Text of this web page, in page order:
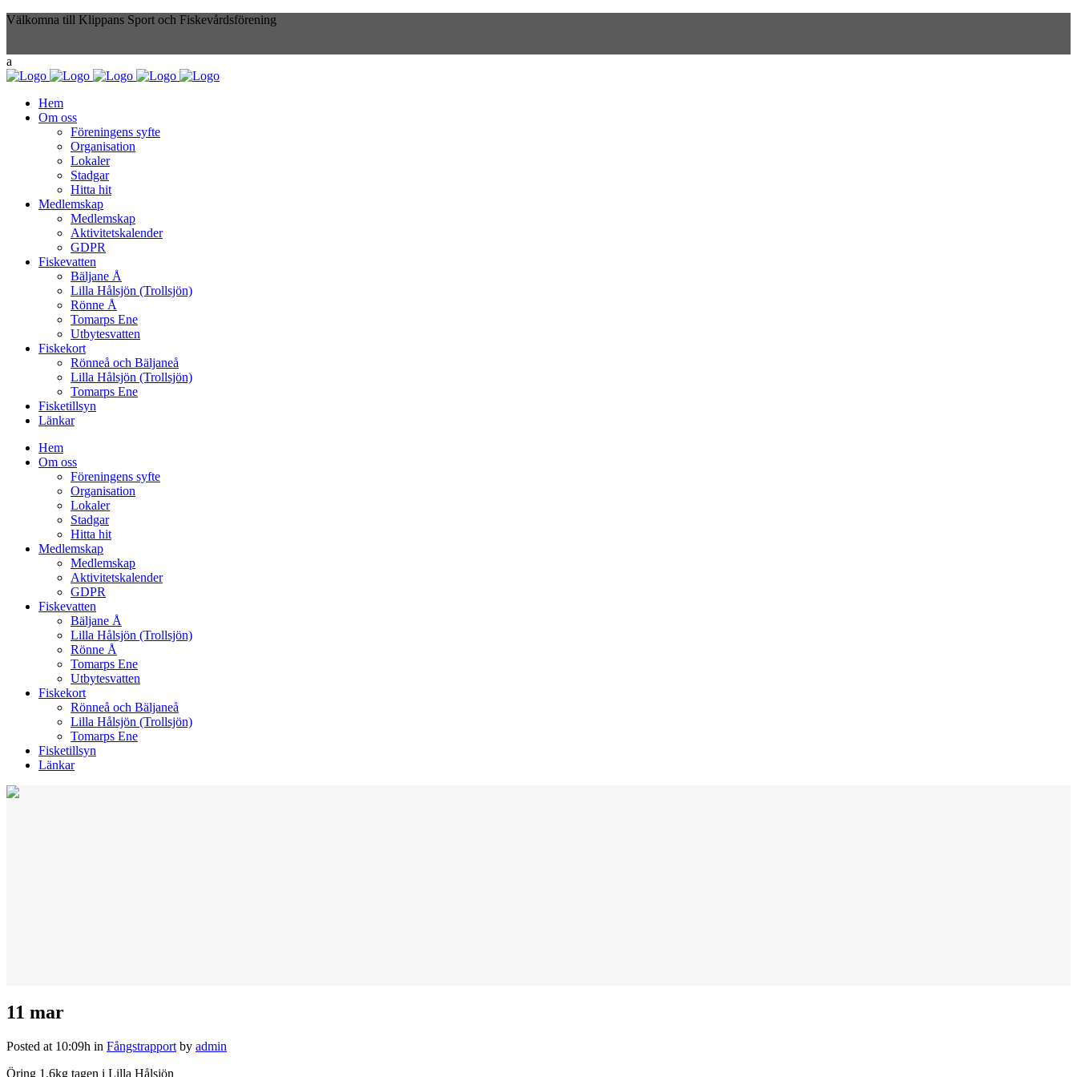
Välkomna till Klippans Sport och Fiskevårdsförening
Hem
Om oss
Föreningens syfte
Organisation
Lokaler
Stadgar
Hitta hit
Medlemskap
Medlemskap
Aktivitetskalender
GDPR
Fiskevatten
Bäljane Å
Lilla Hålsjön (Trollsjön)
Rönne Å
Tomarps Ene
Utbytesvatten
Fiskekort
Rönneå och Bäljaneå
Lilla Hålsjön (Trollsjön)
Tomarps Ene
Fisketillsyn
Länkar
Hem
Om oss
Föreningens syfte
Organisation
Lokaler
Stadgar
Hitta hit
Medlemskap
Medlemskap
Aktivitetskalender
GDPR
Fiskevatten
Bäljane Å
Lilla Hålsjön (Trollsjön)
Rönne Å
Tomarps Ene
Utbytesvatten
Fiskekort
Rönneå och Bäljaneå
Lilla Hålsjön (Trollsjön)
Tomarps Ene
Fisketillsyn
Länkar
11 mar
Posted at 10:09h in Fångstrapport by admin
Öring 1.6kg tagen i Lilla Hålsjön